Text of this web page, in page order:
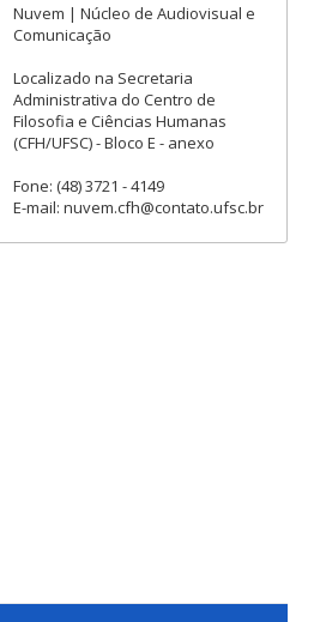
Nuvem | Núcleo de Audiovisual e
Comunicação
Localizado na Secretaria
Administrativa do Centro de
Filosofia e Ciências Humanas
(CFH/UFSC) - Bloco E - anexo
Fone: (48) 3721 - 4149
E-mail: nuvem.cfh@contato.ufsc.br